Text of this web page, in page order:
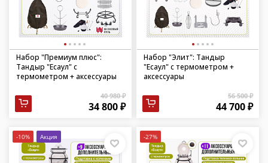
Набор "Премиум плюс":
Тандыр "Есаул" с
термометром + аксессуары
40 980 ₽
34 800 ₽
Набор "Элит": Тандыр
"Есаул" с термометром +
аксессуары
56 500 ₽
44 700 ₽
-10% Акция -27%